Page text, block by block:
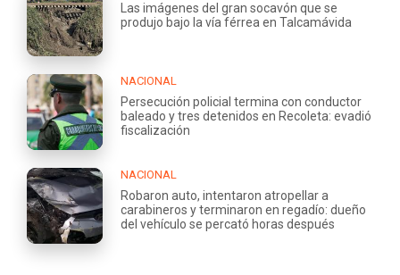
Las imágenes del gran socavón que se
produjo bajo la vía férrea en Talcamávida
NACIONAL
Persecución policial termina con conductor
baleado y tres detenidos en Recoleta: evadió
fiscalización
NACIONAL
Robaron auto, intentaron atropellar a
carabineros y terminaron en regadío: dueño
del vehículo se percató horas después